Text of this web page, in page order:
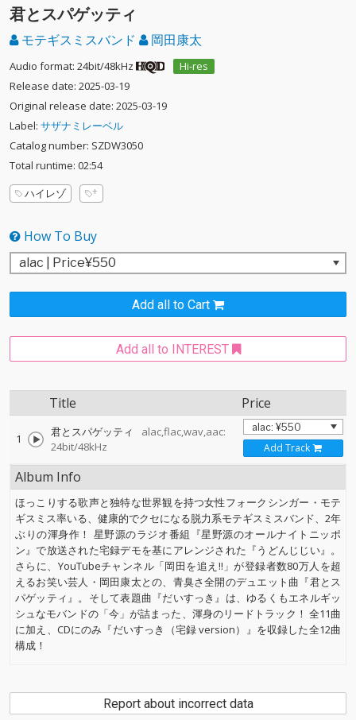
君とスパゲッティ
モテギスミスバンド 岡田康太
Audio format: 24bit/48kHz
Hi-res
Release date: 2025-03-19
Original release date: 2025-03-19
Label: サザナミレーベル
Catalog number: SZDW3050
Total runtime: 02:54
ハイレゾ
How To Buy
Add all to Cart
Add all to INTEREST
Title Price
1 君とスパゲッティ
alac,flac,wav,aac:
24bit/48kHz
Add Track
Album Info
ほっこりする歌声と独特な世界観を持つ女性フォークシンガー・モテ
ギスミス率いる、健康的でクセになる脱力系モテギスミスバンド、2年
ぶりの渾身作！ 星野源のラジオ番組『星野源のオールナイトニッポ
ン』で放送された宅録デモを基にアレンジされた『うどんじじい』。
さらに、YouTubeチャンネル「岡田を追え!!」が登録者数80万人を超
えるお笑い芸人・岡田康太との、青臭さ全開のデュエット曲『君とス
パゲッティ』。そして表題曲『だいすっき』は、ゆるくもエネルギッ
シュなモバンドの「今」が詰まった、渾身のリードトラック！ 全11曲
に加え、CDにのみ『だいすっき（宅録 version）』を収録した全12曲
構成！
Report about incorrect data